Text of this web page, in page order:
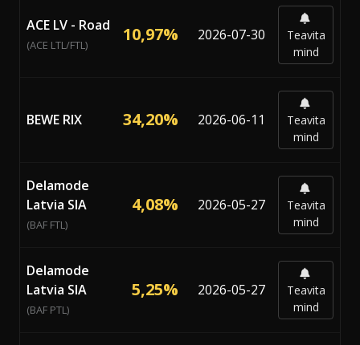
ACE LV - Road
(ACE LTL/FTL) 10,97% 2026-07-30
Teavita
mind
BEWE RIX 34,20% 2026-06-11
Teavita
mind
Delamode
Latvia SIA
(BAF FTL)
4,08% 2026-05-27
Teavita
mind
Delamode
Latvia SIA
(BAF PTL)
5,25% 2026-05-27
Teavita
mind